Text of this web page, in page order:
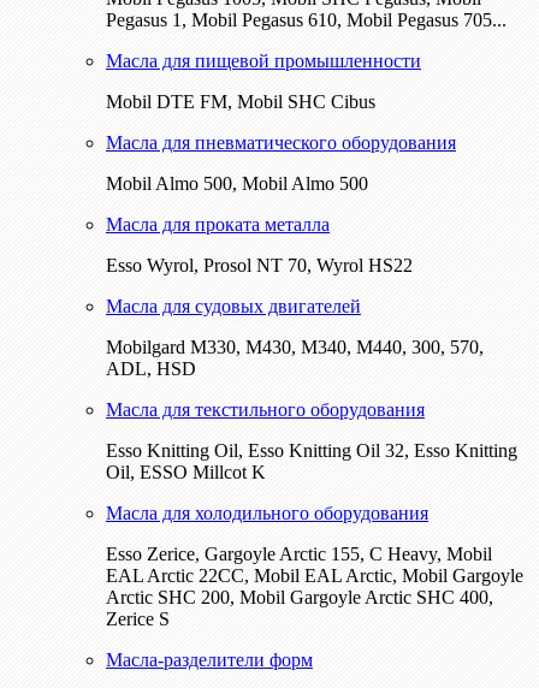
Pegasus 1, Mobil Pegasus 610, Mobil Pegasus 705...
Масла для пищевой промышленности
Mobil DTE FM, Mobil SHC Cibus
Масла для пневматического оборудования
Mobil Almo 500, Mobil Almo 500
Масла для проката металла
Esso Wyrol, Prosol NT 70, Wyrol HS22
Масла для судовых двигателей
Mobilgard M330, M430, M340, M440, 300, 570,
ADL, HSD
Масла для текстильного оборудования
Esso Knitting Oil, Esso Knitting Oil 32, Esso Knitting
Oil, ESSO Millcot K
Масла для холодильного оборудования
Esso Zerice, Gargoyle Arctic 155, С Heavy, Mobil
EAL Arctic 22CC, Mobil EAL Arctic, Mobil Gargoyle
Arctic SHC 200, Mobil Gargoyle Arctic SHC 400,
Zerice S
Масла-разделители форм